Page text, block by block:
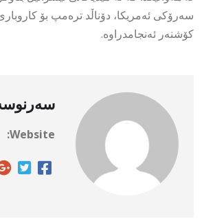
سەرۆکی ئەمریکا، دۆناڵد ترەمپ بۆ
کۆشنەر ئەنجامدراوە.
Website: